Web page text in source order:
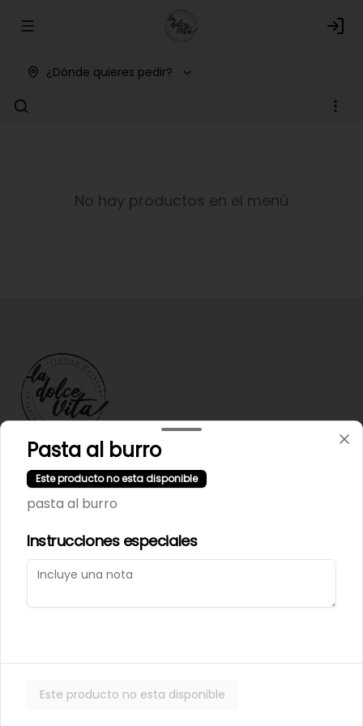
Abrir menu de navegación Login
¿Dónde quieres pedir?
No hay productos en el menú
Términos y condiciones
Política de privacidad
Mi cuenta
Iniciar sesión
Pasta al burro
Este producto no esta disponible
pasta al burro
Instrucciones especiales
Este producto no esta disponible